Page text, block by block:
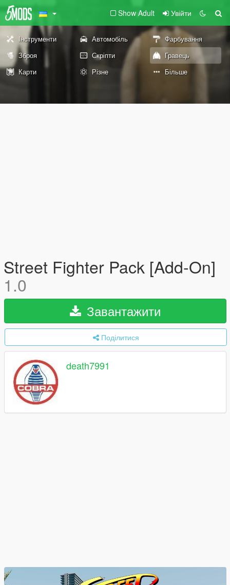
Show Adult Увійти
Інструменти Автомобіль
Фарбування
Зброя
Скріпти
Гравець
Карти
Різне Більше
Street Fighter Pack [Add-On]
1.0
Завантажити
Поділитися
death7991